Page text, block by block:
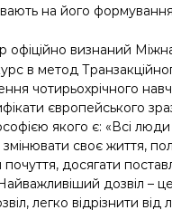
на його формування
офіційно визнаний
в метод
чотирьохрічного
європейського
якого є: «Всі
своє життя,
досягати
дозвіл –
легко відрізнити від